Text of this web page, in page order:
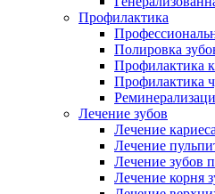
Профилактика
Полировка
Профилактика
Профилактика
Лечение зубов
Лечение
Лечение
Лечение зубов
Лечение корня